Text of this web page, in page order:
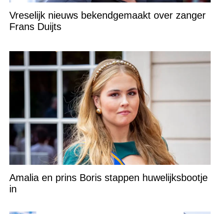
Vreselijk nieuws bekendgemaakt over zanger
Frans Duijts
Amalia en prins Boris stappen huwelijksbootje
in